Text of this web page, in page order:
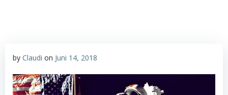
by Claudi on Juni 14, 2018